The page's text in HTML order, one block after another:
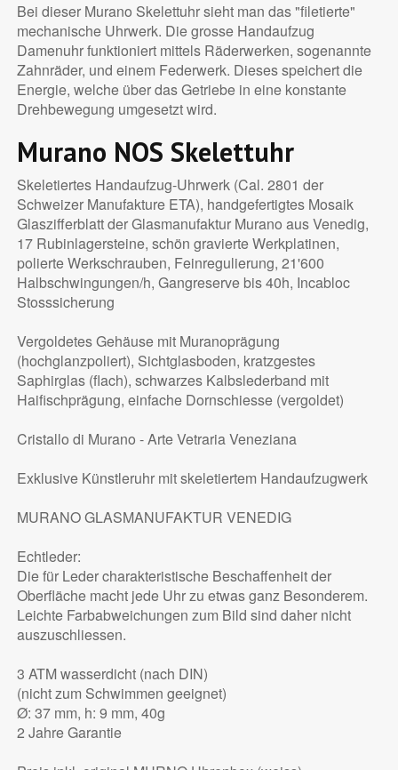
Bei dieser Murano Skelettuhr sieht man das "filetierte"
mechanische Uhrwerk. Die grosse Handaufzug
Damenuhr funktioniert mittels Räderwerken, sogenannte
Zahnräder, und einem Federwerk. Dieses speichert die
Energie, welche über das Getriebe in eine konstante
Drehbewegung umgesetzt wird.
Murano NOS Skelettuhr
Skeletiertes Handaufzug-Uhrwerk (Cal. 2801 der
Schweizer Manufakture ETA), handgefertigtes Mosaik
Glaszifferblatt der Glasmanufaktur Murano aus Venedig,
17 Rubinlagersteine, schön gravierte Werkplatinen,
polierte Werkschrauben, Feinregulierung, 21'600
Halbschwingungen/h, Gangreserve bis 40h, Incabloc
Stosssicherung
Vergoldetes Gehäuse mit Muranoprägung
(hochglanzpoliert), Sichtglasboden, kratzgestes
Saphirglas (flach), schwarzes Kalbslederband mit
Haifischprägung, einfache Dornschiesse (vergoldet)
Cristallo di Murano - Arte Vetraria Veneziana
Exklusive Künstleruhr mit skeletiertem Handaufzugwerk
MURANO GLASMANUFAKTUR VENEDIG
Echtleder:
Die für Leder charakteristische Beschaffenheit der
Oberfläche macht jede Uhr zu etwas ganz Besonderem.
Leichte Farbabweichungen zum Bild sind daher nicht
auszuschliessen.
3 ATM wasserdicht (nach DIN)
(nicht zum Schwimmen geeignet)
Ø: 37 mm, h: 9 mm, 40g
2 Jahre Garantie